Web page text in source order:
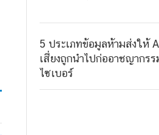
5 ประเภทข้อมูลห้ามส่งให้
เสี่ยงถูกนำไปก่ออาชญากรร
ไซเบอร์